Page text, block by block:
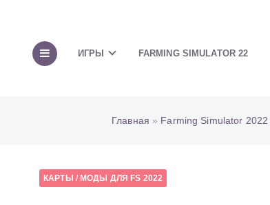
ИГРЫ FARMING SIMULATOR 22
Главная » Farming Simulator 2022
КАРТЫ / МОДЫ ДЛЯ FS 2022